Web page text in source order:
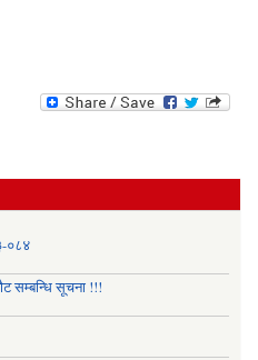
०८४
सम्बन्धि सूचना !!!